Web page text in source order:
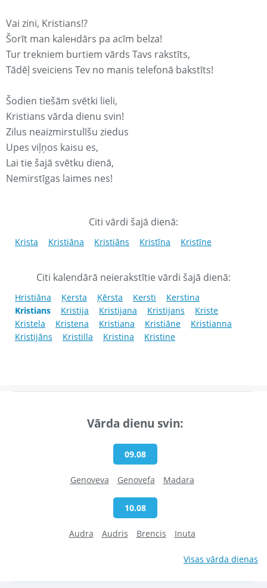
Vai zini, Kristians!?
Šorīt man kaleнdārs pa acīm belza!
Tur trekniem burtiem vārds Tavs rakstīts,
Tādēļ sveiciens Tev no manis telefonā bakstīts!
Šodien tiešām svētki lieli,
Kristians vārda dienu svin!
Zilus neaizmirstulīšu ziedus
Upes viļņos kaisu es,
Lai tie šajā svētku dienā,
Nemirstīgas laimes nes!
Citi vārdi šajā dienā:
Krista Kristiāna Kristiāns Kristīna Kristīne
Citi kalendārā neierakstītie vārdi šajā dienā:
Hristiāna Ķersta Ķērsta Kersti
Kerstina
Kristians
Kristija Kristijana Kristijans
Kriste
Kristela
Kristena Kristiana Kristiāne
Kristianna
Kristijāns
Kristilla Kristina Kristine
Vārda dienu svin:
09.08
Genoveva Genovefa Madara
10.08
Audra Audris Brencis Inuta
Visas vārda dienas